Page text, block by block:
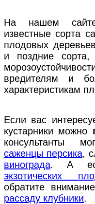
На нашем
известные сорта
плодовых
и поздние сорта,
вредителям и
характеристикам
Если вас
кустарники можно
консультанты
саженцы персика,
винограда. А
экзотических
обратите
рассаду клубники.